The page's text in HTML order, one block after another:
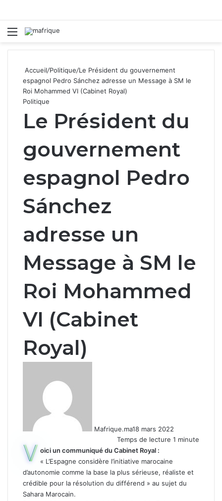
Menu
Accueil/Politique/Le Président du gouvernement
espagnol Pedro Sánchez adresse un Message à SM le
Roi Mohammed VI (Cabinet Royal)
Politique
Le Président du
gouvernement
espagnol Pedro
Sánchez
adresse un
Message à SM le
Roi Mohammed
VI (Cabinet
Royal)
Mafrique.ma18 mars 2022
Temps de lecture 1 minute
V oici un communiqué du Cabinet Royal :
« L’Espagne considère l’initiative marocaine
d’autonomie comme la base la plus sérieuse, réaliste et
crédible pour la résolution du différend » au sujet du
Sahara Marocain.